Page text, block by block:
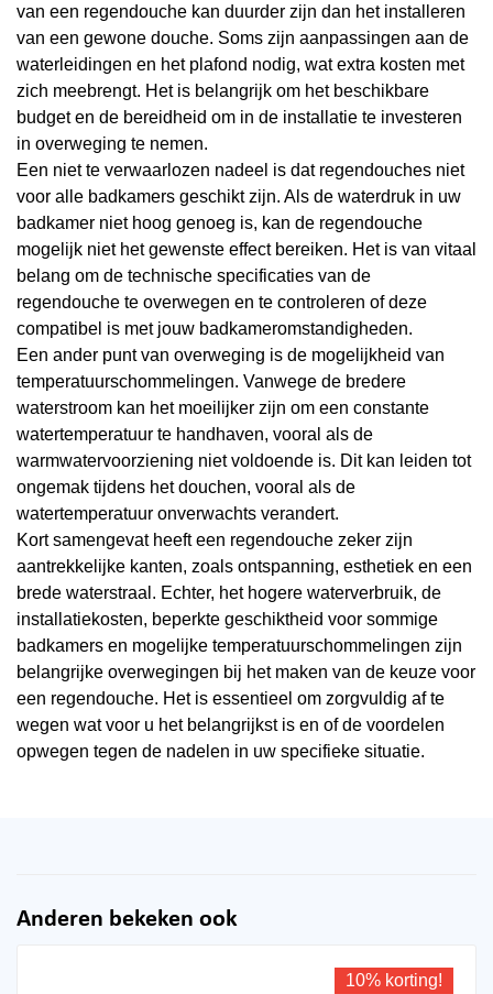
van een regendouche kan duurder zijn dan het installeren
van een gewone douche. Soms zijn aanpassingen aan de
waterleidingen en het plafond nodig, wat extra kosten met
zich meebrengt. Het is belangrijk om het beschikbare
budget en de bereidheid om in de installatie te investeren
in overweging te nemen.
Een niet te verwaarlozen nadeel is dat regendouches niet
voor alle badkamers geschikt zijn. Als de waterdruk in uw
badkamer niet hoog genoeg is, kan de regendouche
mogelijk niet het gewenste effect bereiken. Het is van vitaal
belang om de technische specificaties van de
regendouche te overwegen en te controleren of deze
compatibel is met jouw badkameromstandigheden.
Een ander punt van overweging is de mogelijkheid van
temperatuurschommelingen. Vanwege de bredere
waterstroom kan het moeilijker zijn om een constante
watertemperatuur te handhaven, vooral als de
warmwatervoorziening niet voldoende is. Dit kan leiden tot
ongemak tijdens het douchen, vooral als de
watertemperatuur onverwachts verandert.
Kort samengevat heeft een regendouche zeker zijn
aantrekkelijke kanten, zoals ontspanning, esthetiek en een
brede waterstraal. Echter, het hogere waterverbruik, de
installatiekosten, beperkte geschiktheid voor sommige
badkamers en mogelijke temperatuurschommelingen zijn
belangrijke overwegingen bij het maken van de keuze voor
een regendouche. Het is essentieel om zorgvuldig af te
wegen wat voor u het belangrijkst is en of de voordelen
opwegen tegen de nadelen in uw specifieke situatie.
Anderen bekeken ook
10% korting!